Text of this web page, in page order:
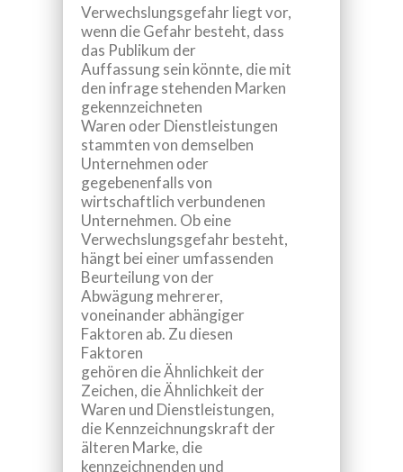
Verwechslungsgefahr liegt vor,
wenn die Gefahr besteht, dass
das Publikum der
Auffassung sein könnte, die mit
den infrage stehenden Marken
gekennzeichneten
Waren oder Dienstleistungen
stammten von demselben
Unternehmen oder
gegebenenfalls von
wirtschaftlich verbundenen
Unternehmen. Ob eine
Verwechslungsgefahr besteht,
hängt bei einer umfassenden
Beurteilung von der
Abwägung mehrerer,
voneinander abhängiger
Faktoren ab. Zu diesen
Faktoren
gehören die Ähnlichkeit der
Zeichen, die Ähnlichkeit der
Waren und Dienstleistungen,
die Kennzeichnungskraft der
älteren Marke, die
kennzeichnenden und